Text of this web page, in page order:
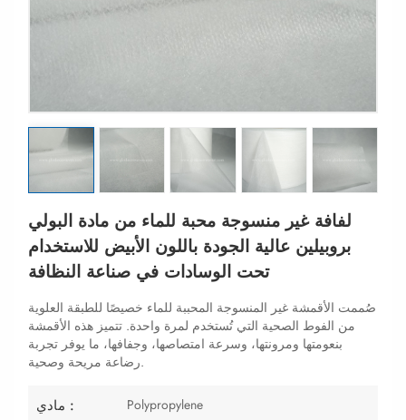
لفافة غير منسوجة محبة للماء من مادة البولي
بروبيلين عالية الجودة باللون الأبيض للاستخدام
تحت الوسادات في صناعة النظافة
صُممت الأقمشة غير المنسوجة المحببة للماء خصيصًا للطبقة العلوية
من الفوط الصحية التي تُستخدم لمرة واحدة. تتميز هذه الأقمشة
بنعومتها ومرونتها، وسرعة امتصاصها، وجفافها، ما يوفر تجربة
رضاعة مريحة وصحية.
مادي : Polypropylene